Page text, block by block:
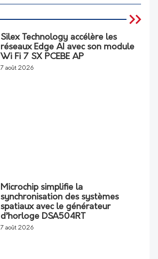
Silex Technology accélère les
réseaux Edge AI avec son module
Wi Fi 7 SX PCEBE AP
7 août 2026
Microchip simplifie la
synchronisation des systèmes
spatiaux avec le générateur
d’horloge DSA504RT
7 août 2026